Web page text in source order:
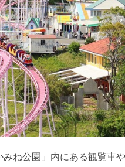
ね公園」内にある観覧車